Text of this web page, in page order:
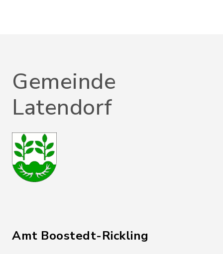
Gemeinde
Latendorf
Amt Boostedt-Rickling